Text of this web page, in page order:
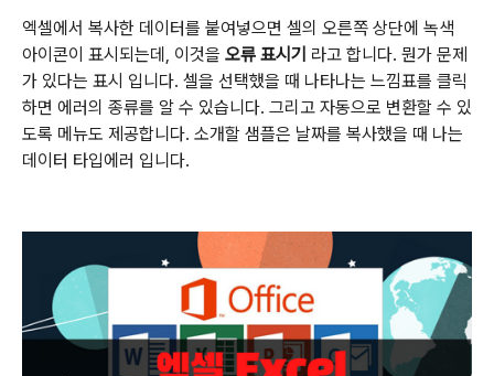
엑셀에서 복사한 데이터를 붙여넣으면 셀의 오른쪽 상단에 녹색
아이콘이 표시되는데, 이것을 오류 표시기 라고 합니다. 뭔가 문제
가 있다는 표시 입니다. 셀을 선택했을 때 나타나는 느낌표를 클릭
하면 에러의 종류를 알 수 있습니다. 그리고 자동으로 변환할 수 있
도록 메뉴도 제공합니다. 소개할 샘플은 날짜를 복사했을 때 나는
데이터 타입에러 입니다.